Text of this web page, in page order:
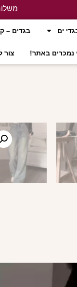
ים בגדים –
נמכרים באתר! צור